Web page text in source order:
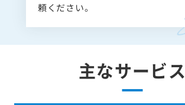
頼ください。
主なサービス